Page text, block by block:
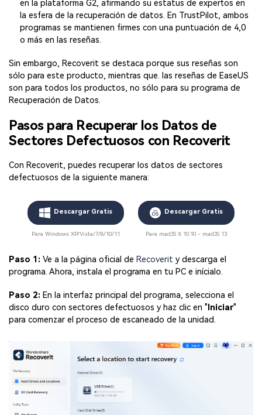
en la plataforma G2, afirmando su estatus de expertos en
la esfera de la recuperación de datos. En TrustPilot, ambos
programas se mantienen firmes con una puntuación de 4,0
o más en las reseñas.
Sin embargo, Recoverit se destaca porque sus reseñas son
sólo para este producto, mientras que. las reseñas de EaseUS
son para todos los productos, no sólo para su programa de
Recuperación de Datos.
Pasos para Recuperar los Datos de
Sectores Defectuosos con Recoverit
Con Recoverit, puedes recuperar los datos de sectores
defectuosos de la siguiente manera:
Descargar Gratis
Para Windows XP/Vista/7/8/10/11
Descargar Gratis
Para macOS X 10.10 - macOS 13
Paso 1: Ve a la página oficial de Recoverit y descarga el
programa. Ahora, instala el programa en tu PC e inícialo.
Paso 2: En la interfaz principal del programa, selecciona el
disco duro con sectores defectuosos y haz clic en " Iniciar"
para comenzar el proceso de escaneado de la unidad.